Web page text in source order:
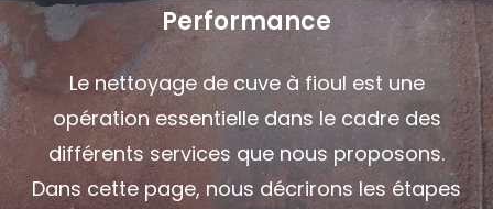
Performance
Le nettoyage de cuve à fioul est une
opération essentielle dans le cadre des
différents services que nous proposons.
Dans cette page, nous décrirons les étapes